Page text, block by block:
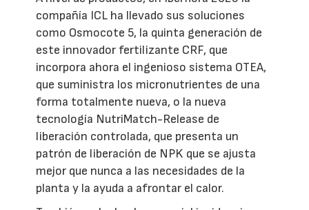
compañía ICL ha llevado sus soluciones
como Osmocote 5, la quinta generación de
este innovador fertilizante CRF, que
incorpora ahora el ingenioso sistema OTEA,
que suministra los micronutrientes de una
forma totalmente nueva, o la nueva
tecnología NutriMatch-Release de
liberación controlada, que presenta un
patrón de liberación de NPK que se ajusta
mejor que nunca a las necesidades de la
planta y la ayuda a afrontar el calor.